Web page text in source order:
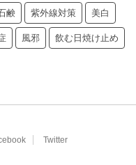
鹸 紫外線対策 美白
風邪 飲む日焼け止め
Twitter